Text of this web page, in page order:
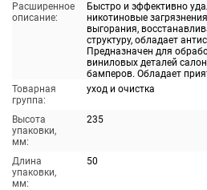
Расширенное
описание:
Быстро и эффективно
никотиновые
выгорания,
структуру, обладает
Предназначен для
виниловых деталей
бамперов. Обладает
Товарная
группа:
уход и очистка
Высота
упаковки,
мм:
235
Длина
упаковки,
мм:
50